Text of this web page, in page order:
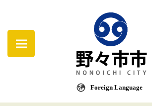
Foreign Language